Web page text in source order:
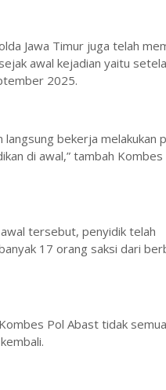
Jawa Timur juga telah
awal kejadian yaitu
2025.
langsung bekerja melakukan
di awal,” tambah Kombes
tersebut, penyidik telah
17 orang saksi dari
Pol Abast tidak